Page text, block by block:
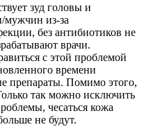
зуд головы и
из-за
без антибиотиков не
врачи.
с этой проблемой
времени
препараты. Помимо этого,
так можно исключить
чесаться кожа
не будут.